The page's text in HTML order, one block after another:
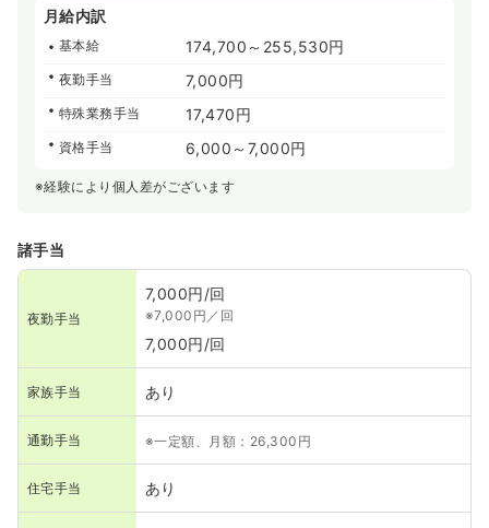
月給内訳
基本給 174,700～255,530円
夜勤手当 7,000円
特殊業務手当 17,470円
資格手当 6,000～7,000円
※経験により個人差がございます
諸手当
夜勤手当
7,000円/回
※7,000円／回
7,000円/回
家族手当 あり
通勤手当 ※一定額、月額：26,300円
住宅手当 あり